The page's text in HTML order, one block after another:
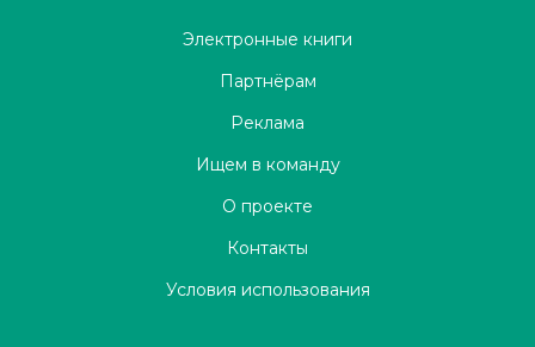
Электронные книги
Партнёрам
Реклама
Ищем в команду
О проекте
Контакты
Условия использования